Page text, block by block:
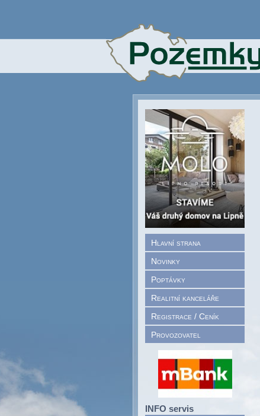
Hlavní strana
Novinky
Poptávky
Realitní kanceláře
Registrace / Ceník
Provozovatel
INFO servis